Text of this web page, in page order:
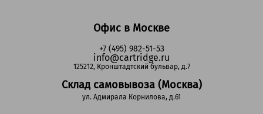
Офис в Москве
+7 (495) 982-51-53
info@cartridge.ru
125212, Кронштадтский бульвар, д.7
Склад самовывоза (Москва)
ул. Адмирала Корнилова, д.61